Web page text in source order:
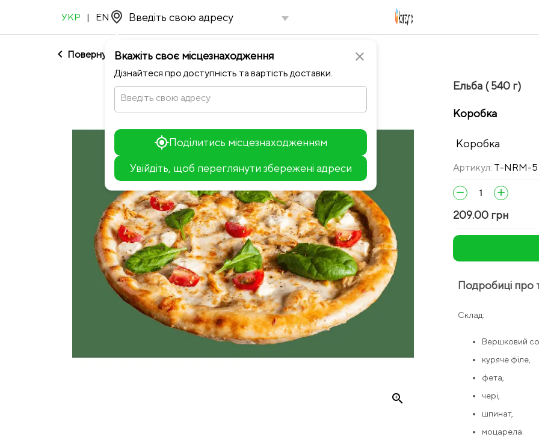
УКР | EN
close
Вкажіть своє місцезнаходження
Дізнайтеся про доступність та вартість доставки.
Введіть свою адресу
Поділитись місцезнаходженням
Увійдіть, щоб переглянути збережені адреси
+
−
chevron_left Повернутися до NEO ROOM
zoom_in
Ельба ( 540 г)
Коробка
Коробка
Артикул: T-NRM-5
remove add
209.00 грн
Подробиці про
Склад:
Вершковий
куряче філе,
фета,
чері,
шпинат,
моцарела.